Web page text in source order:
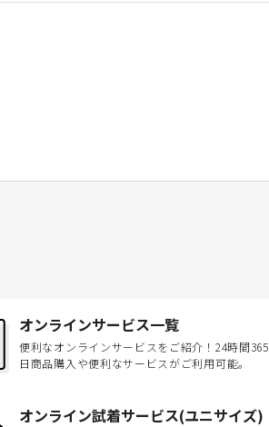
オンラインサービス一覧
便利なオンラインサービスをご紹介！24時間365
日商品購入や便利なサービスがご利用可能。
オンライン試着サービス(ユニサイズ)